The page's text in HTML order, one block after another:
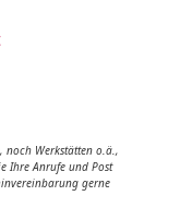
noch Werkstätten o.ä.,
Ihre Anrufe und Post
gerne